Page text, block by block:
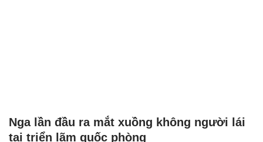
Nga lần đầu ra mắt xuồng không người lái
tại triển lãm quốc phòng